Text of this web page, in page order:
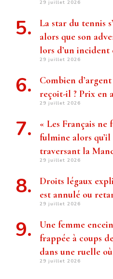
29 juillet 2026
La star du tennis
alors que son
lors d’un incident
29 juillet 2026
Combien
reçoit-il ? Prix ​​en
29 juillet 2026
« Les Français
fulmine alors
traversant la
29 juillet 2026
Droits légaux
est annulé ou
29 juillet 2026
Une femme
frappée à coups
dans une ruelle
29 juillet 2026